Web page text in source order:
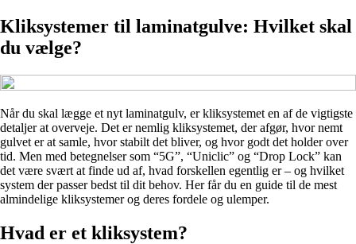
Kliksystemer til laminatgulve: Hvilket skal
du vælge?
Når du skal lægge et nyt laminatgulv, er kliksystemet en af de vigtigste
detaljer at overveje. Det er nemlig kliksystemet, der afgør, hvor nemt
gulvet er at samle, hvor stabilt det bliver, og hvor godt det holder over
tid. Men med betegnelser som “5G”, “Uniclic” og “Drop Lock” kan
det være svært at finde ud af, hvad forskellen egentlig er – og hvilket
system der passer bedst til dit behov. Her får du en guide til de mest
almindelige kliksystemer og deres fordele og ulemper.
Hvad er et kliksystem?